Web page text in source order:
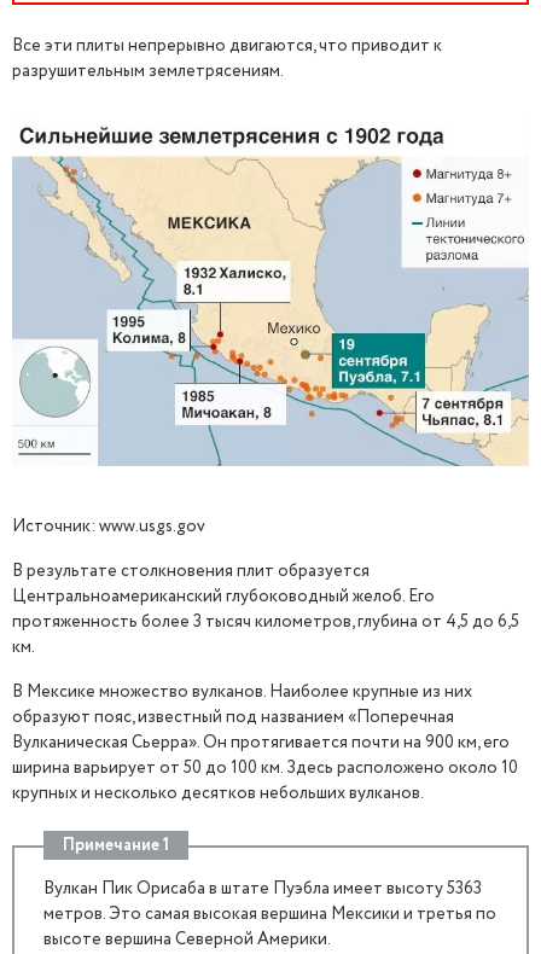
Все эти плиты непрерывно двигаются, что приводит к
разрушительным землетрясениям.
Источник: www.usgs.gov
В результате столкновения плит образуется
Центральноамериканский глубоководный желоб. Его
протяженность более 3 тысяч километров, глубина от 4,5 до 6,5
км.
В Мексике множество вулканов. Наиболее крупные из них
образуют пояс, известный под названием «Поперечная
Вулканическая Сьерра». Он протягивается почти на 900 км, его
ширина варьирует от 50 до 100 км. Здесь расположено около 10
крупных и несколько десятков небольших вулканов.
Примечание 1
Вулкан Пик Орисаба в штате Пуэбла имеет высоту 5363
метров. Это самая высокая вершина Мексики и третья по
высоте вершина Северной Америки.